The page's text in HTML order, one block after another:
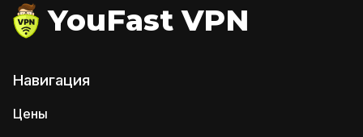
YouFast VPN
Навигация
Цены